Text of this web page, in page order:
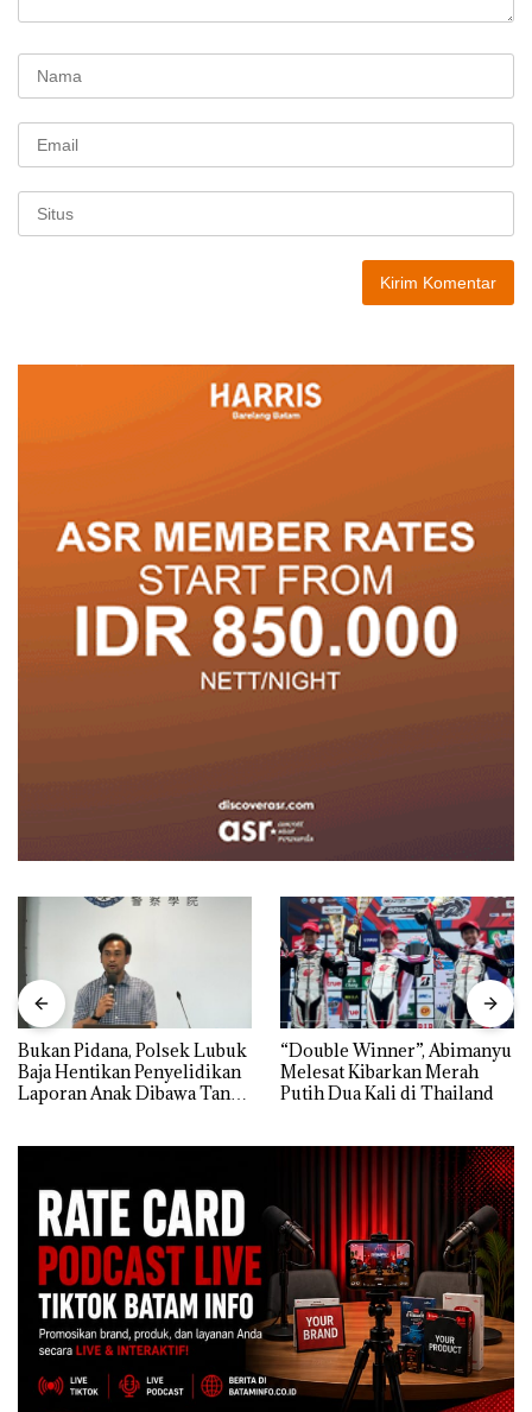
Bukan Pidana, Polsek Lubuk
Baja Hentikan Penyelidikan
Laporan Anak Dibawa Tanpa
“Double Winner”, Abimanyu
Melesat Kibarkan Merah
Putih Dua Kali di Thailand